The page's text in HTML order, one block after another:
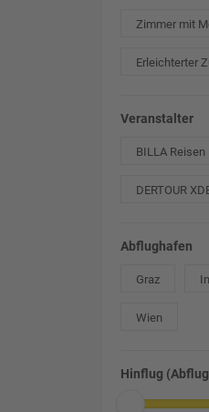
Zimmer mit
Erleichterter
Veranstalter
BILLA Reisen
DERTOUR
Abflughafen
Graz
Wien
Hinflug